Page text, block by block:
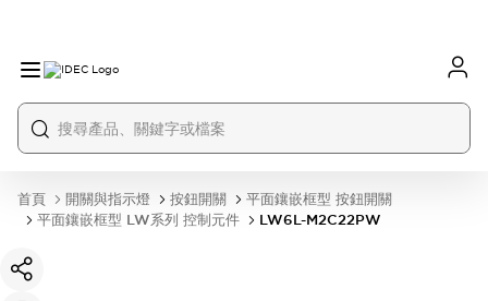
首頁 開關與指示燈 按鈕開關
平面鑲嵌框型 按鈕開關
平面鑲嵌框型 LW系列 控制元件
LW6L-M2C22PW